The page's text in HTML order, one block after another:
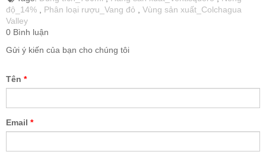
độ_14% , Phân loại rượu_Vang đỏ , Vùng sản xuất_Colchagua
Valley
0 Bình luận
Gửi ý kiến của bạn cho chúng tôi
Tên *
Email *